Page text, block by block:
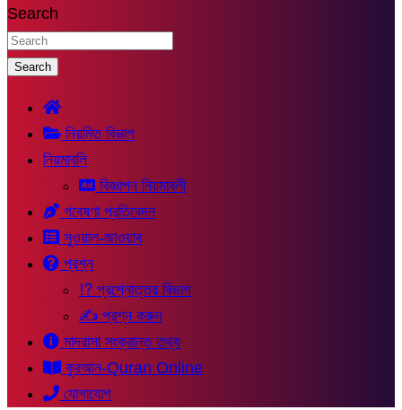
Search
Search
নিয়মিত বিভাগ
নিয়মাবলি
বিজ্ঞাপন নিয়মাবলী
গবেষণা প্রতিবেদন
সুওয়াল-জাওয়াব
প্রশ্ন
⁉ প্রশ্নোত্তর বিভাগ
✍ প্রশ্ন করুন
মাদরাসা সংক্রান্ত তথ্য
কুরআন-Quran Online
যোগাযোগ